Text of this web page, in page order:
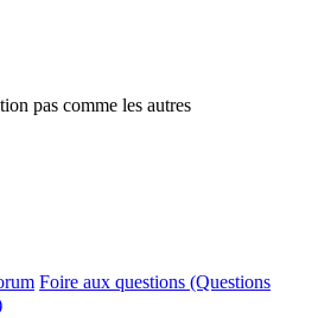
pas comme les autres
Foire aux questions (Questions